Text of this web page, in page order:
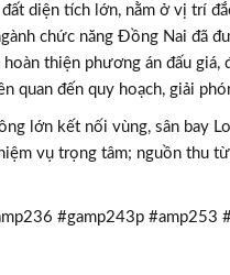
diện tích lớn, nằm ở vị trí
chức năng Đồng Nai đã
thiện phương án đấu giá,
quan đến quy hoạch, giải
lớn kết nối vùng, sân bay
vụ trọng tâm; nguồn thu
#gamp243p #amp253